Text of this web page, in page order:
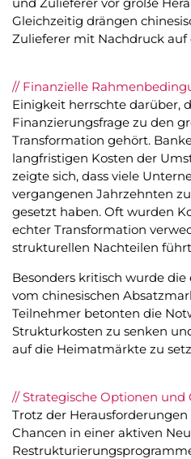
Gleichzeitig drängen
Zulieferer mit Nachdruck auf
// Finanzielle
Einigkeit herrschte darüber,
Finanzierungsfrage zu den
Transformation gehört.
langfristigen Kosten der
zeigte sich, dass viele
vergangenen Jahrzehnten
gesetzt haben. Oft wurden
echter Transformation
strukturellen Nachteilen
Besonders kritisch wurde
vom chinesischen
Teilnehmer betonten die
Strukturkosten zu senken
auf die Heimatmärkte zu
// Strategische Optionen und
Trotz der
Chancen in einer aktiven